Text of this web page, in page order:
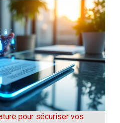
pour sécuriser vos